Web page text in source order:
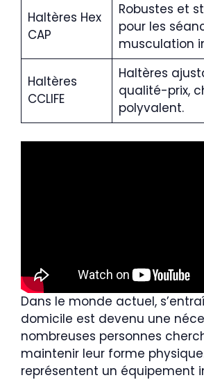
Haltères Hex
CAP
Robustes et
pour les
musculation
Haltères
CCLIFE
Haltères
qualité-prix,
polyvalent.
Dans le monde actuel,
domicile est devenu une
nombreuses personnes
maintenir leur forme
représentent un équipement